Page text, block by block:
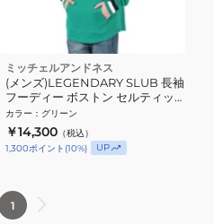
ミッチェルアンドネス
(メンズ)LEGENDARY SLUB 長袖
フーディー ボストン セルティッ
クス THOD4999-
BCEYYPPPKYGN
カラー ： グリーン
￥14,300 （税込）
1,300ポイント (10%) UP
1